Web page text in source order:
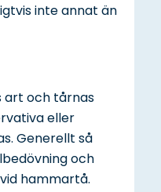
inte annat än
art och tårnas
eller
Generellt så
och
hammartå.